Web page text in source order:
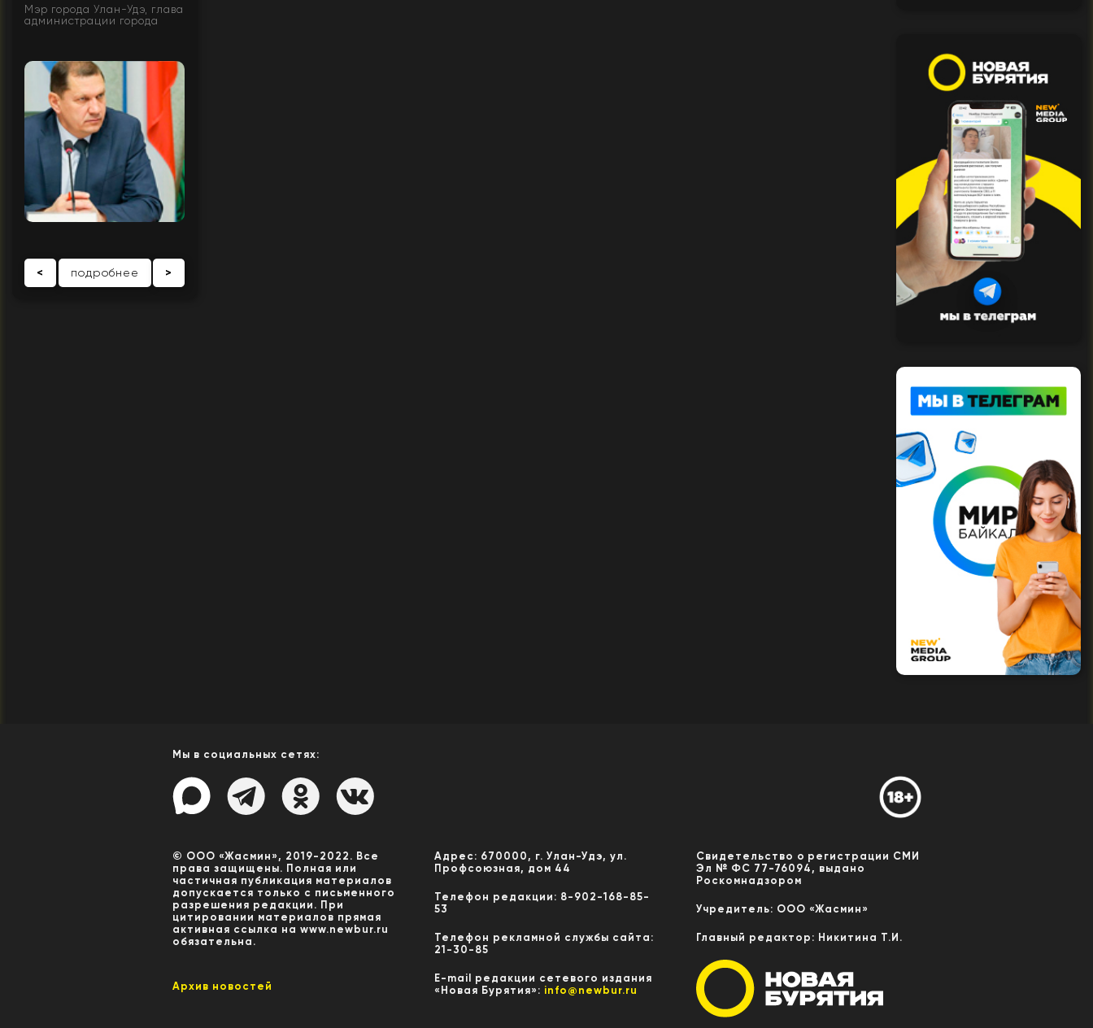
Мэр города Улан-Удэ, глава
администрации города
< подробнее >
Мы в социальных сетях:
© ООО «Жасмин», 2019-2022. Все
права защищены. Полная или
частичная публикация материалов
допускается только с письменного
разрешения редакции. При
цитировании материалов прямая
активная ссылка на www.newbur.ru
обязательна.
Архив новостей
Адрес: 670000, г. Улан-Удэ, ул.
Профсоюзная, дом 44
Телефон редакции: 8-902-168-85-
53
Телефон рекламной службы сайта:
21-30-85
E-mail редакции сетевого издания
«Новая Бурятия»: info@newbur.ru
Свидетельство о регистрации СМИ
Эл № ФС 77-76094, выдано
Роскомнадзором
Учредитель: ООО «Жасмин»
Главный редактор: Никитина Т.И.